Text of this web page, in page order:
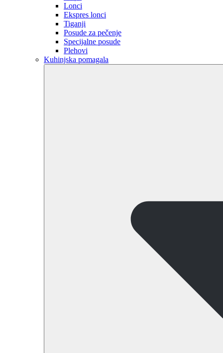
Lonci
Ekspres lonci
Tiganji
Posude za pečenje
Specijalne posude
Plehovi
Kuhinjska pomagala